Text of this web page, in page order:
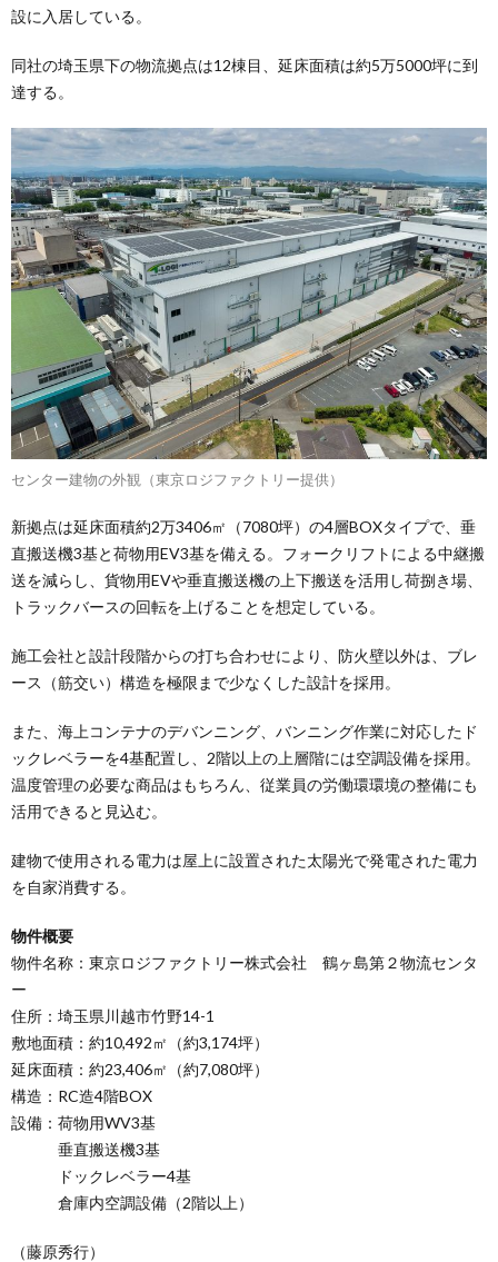
設に入居している。
同社の埼玉県下の物流拠点は12棟目、延床面積は約5万5000坪に到
達する。
センター建物の外観（東京ロジファクトリー提供）
新拠点は延床面積約2万3406㎡（7080坪）の4層BOXタイプで、垂
直搬送機3基と荷物用EV3基を備える。フォークリフトによる中継搬
送を減らし、貨物用EVや垂直搬送機の上下搬送を活用し荷捌き場、
トラックバースの回転を上げることを想定している。
施工会社と設計段階からの打ち合わせにより、防火壁以外は、ブレ
ース（筋交い）構造を極限まで少なくした設計を採用。
また、海上コンテナのデバンニング、バンニング作業に対応したド
ックレベラーを4基配置し、2階以上の上層階には空調設備を採用。
温度管理の必要な商品はもちろん、従業員の労働環環境の整備にも
活用できると見込む。
建物で使用される電力は屋上に設置された太陽光で発電された電力
を自家消費する。
物件概要
物件名称：東京ロジファクトリー株式会社 鶴ヶ島第２物流センタ
ー
住所：埼玉県川越市竹野14-1
敷地面積：約10,492㎡（約3,174坪）
延床面積：約23,406㎡（約7,080坪）
構造：RC造4階BOX
設備：荷物用WV3基
垂直搬送機3基
ドックレベラー4基
倉庫内空調設備（2階以上）
（藤原秀行）